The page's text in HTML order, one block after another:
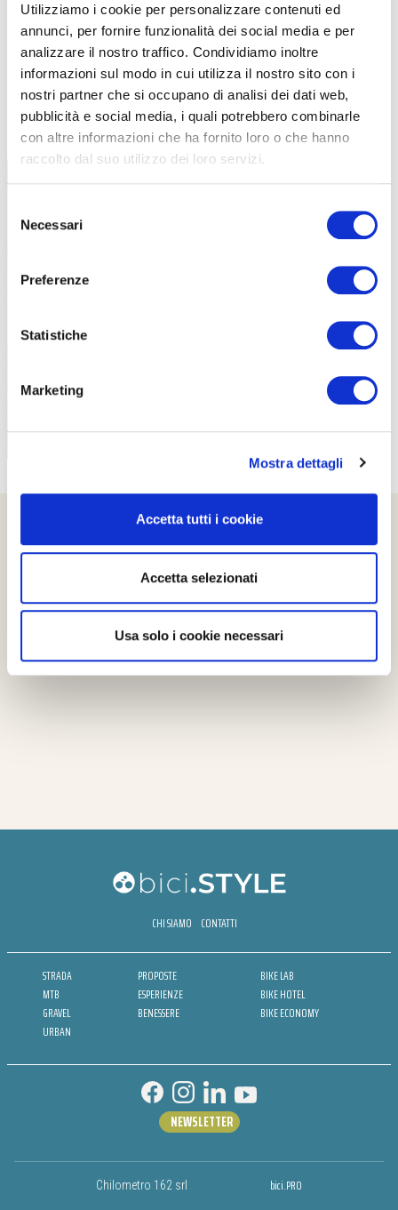
Utilizziamo i cookie per personalizzare contenuti ed
annunci, per fornire funzionalità dei social media e per
analizzare il nostro traffico. Condividiamo inoltre
informazioni sul modo in cui utilizza il nostro sito con i
nostri partner che si occupano di analisi dei dati web,
pubblicità e social media, i quali potrebbero combinarle
con altre informazioni che ha fornito loro o che hanno
raccolto dal suo utilizzo dei loro servizi.
delNecessari
Preferenze
Statistiche
Marketing
Mostra dettagli
Accetta tutti i cookie
Accetta selezionati
Usa solo i cookie necessari
TUTTE LE CATEGORIE DEL MAGAZINE
CHI SIAMO CONTATTI
STRADA
MTB
GRAVEL
URBAN
PROPOSTE
ESPERIENZE
BENESSERE
BIKE LAB
BIKE HOTEL
BIKE ECONOMY
Chilometro 162 srl bici.PRO
NEWSLETTER